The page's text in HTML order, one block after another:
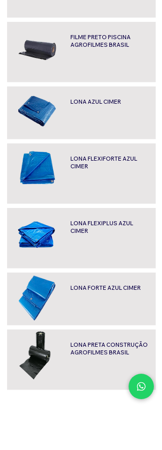
FILME PRETO PISCINA
AGROFILMES BRASIL
LONA AZUL CIMER
LONA FLEXIFORTE AZUL
CIMER
LONA FLEXIPLUS AZUL
CIMER
LONA FORTE AZUL CIMER
LONA PRETA CONSTRUÇÃO
AGROFILMES BRASIL